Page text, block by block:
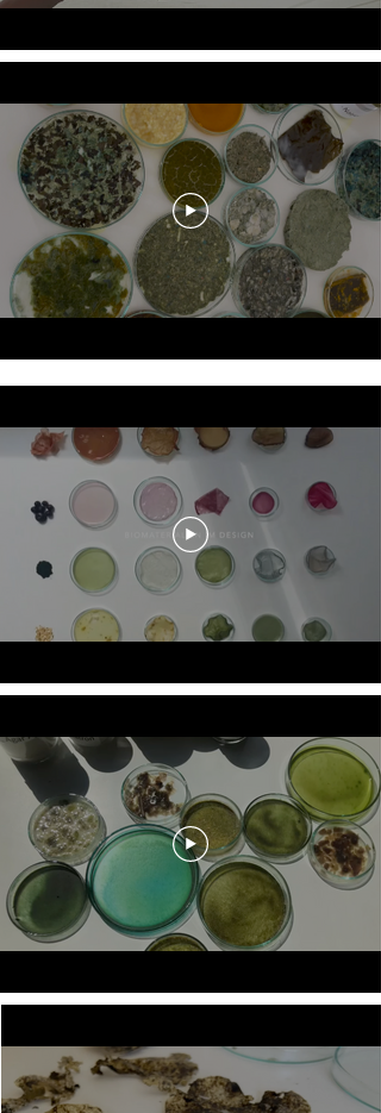
MARIEANN BADOR
MARIEANN BADOR
MARIEANN BADOR